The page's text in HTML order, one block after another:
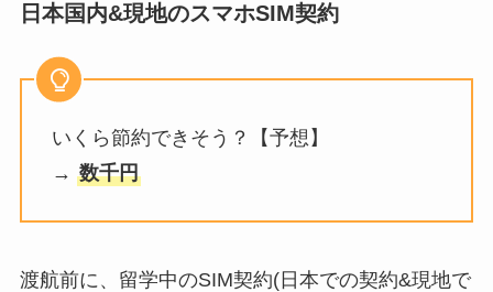
日本国内&現地のスマホSIM契約
いくら節約できそう？【予想】
→ 数千円
渡航前に、留学中のSIM契約(日本での契約&現地で